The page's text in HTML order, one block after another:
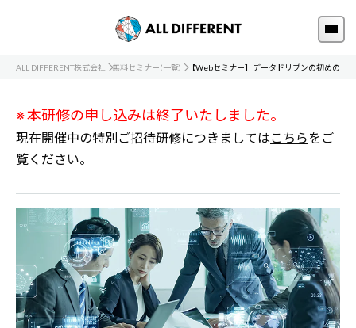
ALL DIFFERENT株式会社 無料セミナー(一覧) 【Webセミナー】データドリブンの初めの一
※ 本研修の申し込みは終了いたしました。
現在開催中の特別ご招待研修につきましてはこちらをご
覧ください。